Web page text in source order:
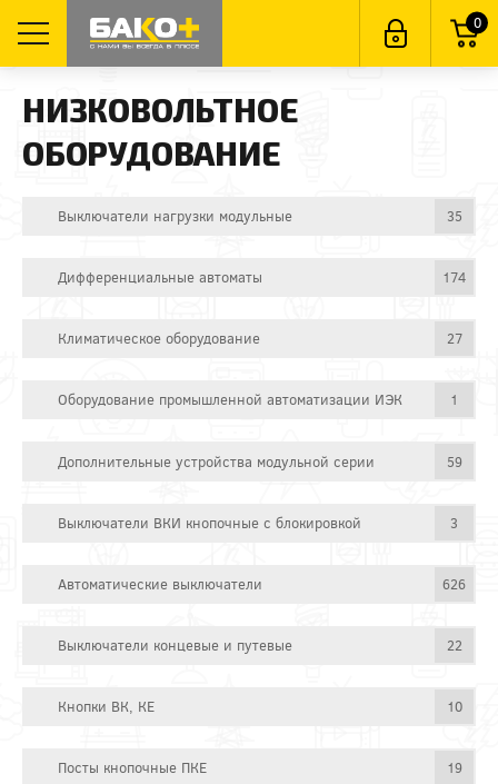
0
НИЗКОВОЛЬТНОЕ
ОБОРУДОВАНИЕ
Выключатели нагрузки модульные 35
Дифференциальные автоматы 174
Климатическое оборудование 27
Оборудование промышленной автоматизации ИЭК 1
Дополнительные устройства модульной серии 59
Выключатели ВКИ кнопочные с блокировкой 3
Автоматические выключатели 626
Выключатели концевые и путевые 22
Кнопки ВК, КЕ 10
Посты кнопочные ПКЕ 19